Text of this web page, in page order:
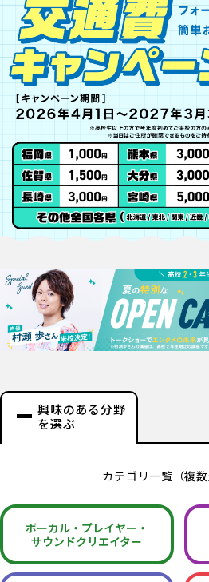
興味のある分野
を選ぶ
カテゴリ一覧（複数
ボーカル・ プレイヤー・
サウンドクリエイター